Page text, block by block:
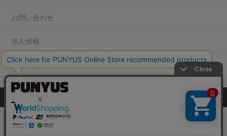
お問い合わせ
求人情報
店舗一覧
プライバシーポリシー